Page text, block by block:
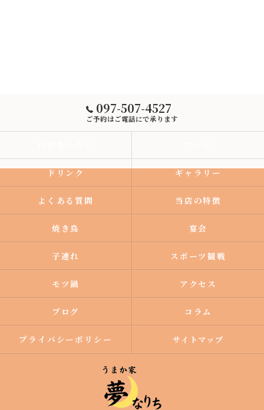
097-507-4527
ご予約はご電話にで承ります
ドリンク ギャラリー
よくある質問 当店の特徴
焼き鳥 宴会
子連れ スポーツ観戦
モツ鍋 アクセス
ブログ コラム
プライバシーポリシー サイトマップ